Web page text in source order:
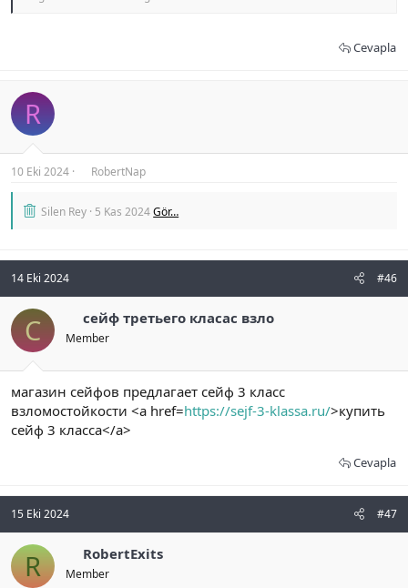
Cevapla
R
10 Eki 2024 RobertNap
Silen Rey 5 Kas 2024Gör…
14 Eki 2024 #46
С сейф третьего класас взло
Member
магазин сейфов предлагает сейф 3 класс
взломостойкости <a href=https://sejf-3-klassa.ru/>купить
сейф 3 класса</a>
Cevapla
15 Eki 2024 #47
R RobertExits
Member